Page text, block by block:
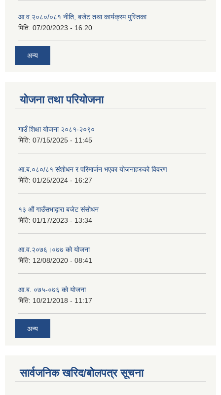
आ.व.२०८०/०८१ नीति, बजेट तथा कार्यक्रम पुस्तिका
मिति: 07/20/2023 - 16:20
अन्य
योजना तथा परियोजना
गाउँ शिक्षा योजना २०८१-२०९०
मिति: 07/15/2025 - 11:45
आ.ब.०८०/८१ संशोधन र परिमार्जन भएका योजनाहरुको विवरण
मिति: 01/25/2024 - 16:27
१३ औं गाउँसभाद्वारा बजेट संसोधन
मिति: 01/17/2023 - 13:34
आ‍.व.२०७६।०७७ को योजना
मिति: 12/08/2020 - 08:41
आ.ब. ०७५-०७६ को योजना
मिति: 10/21/2018 - 11:17
अन्य
सार्वजनिक खरिद/बोलपत्र सूचना